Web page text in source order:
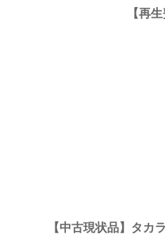
【再
【中古現状品】タ